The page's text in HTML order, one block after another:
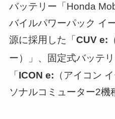
バッテリー「Honda
バイルパワーパック イ
源に採⽤した「 CUV e:
ー）」、固定式バッテ
「ICON e: （アイコン
ソナルコミューター2機